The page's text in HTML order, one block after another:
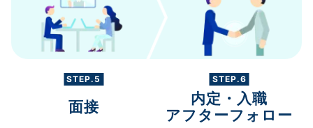
STEP.5
面接
STEP.6
内定・入職
アフターフォロー